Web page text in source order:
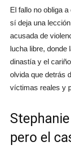
El fallo no obliga
sí deja una
acusada de
lucha libre, donde
dinastía y el
olvida que detrás
víctimas reales y
pero el